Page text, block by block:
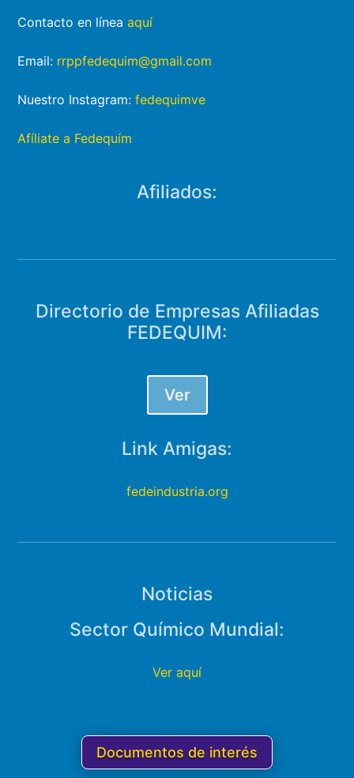
Contacto en líneaaquí
Email: rrppfedequim@gmail.com
Nuestro Instagram:fedequimve
Afíliate a Fedequím
Afiliados:
Directorio de Empresas Afiliadas
FEDEQUIM:
Ver
Link Amigas:
fedeindustria.org
Noticias
Sector Químico Mundial:
Ver aquí
Documentos de interés